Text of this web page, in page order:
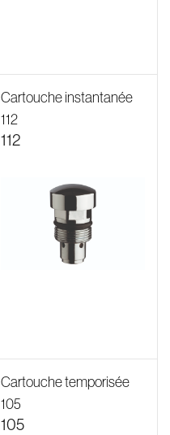
Cartouche instantanée
112
112
Cartouche temporisée
105
105